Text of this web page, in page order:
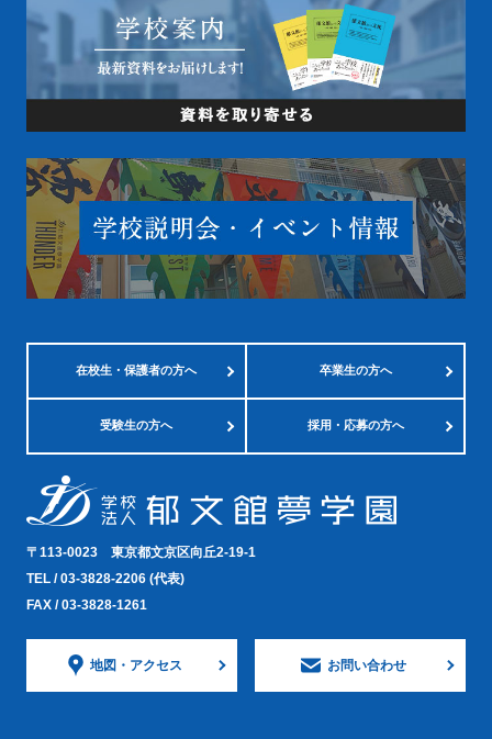
在校生・保護者の方へ 卒業生の方へ
受験生の方へ 採用・応募の方へ
〒113-0023 東京都文京区向丘2-19-1
TEL /03-3828-2206 (代表)
FAX / 03-3828-1261
地図・ アクセス お問い合わせ